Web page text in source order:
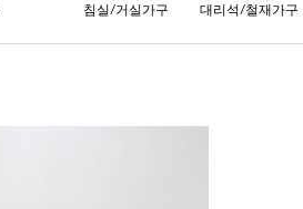
침실/거실가구 대리석/철재가구